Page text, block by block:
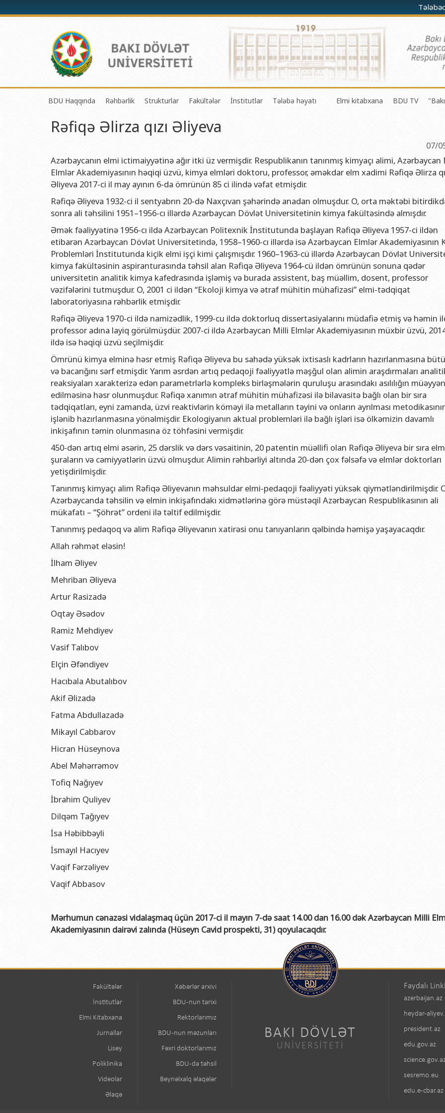
BDU Haqqında
BDU-nun tarixi
BDU-nun İnkişaf Proqramı (2014-2020)
Akkreditasiya haqqında Sertifikat
BDU-nun üzv olduğu beynəlxalq təşkilatlar
BDU-nun qrant layihələri
BDU-nun məzunları
Fəxri doktorlarımız
BDU-da təhsil
BDU-da tədris olunan ixtisaslar
Universitet tarixinin ən mühüm hadisələri
Rəhbərlik
Rektor
Elmi Şura
Dekanlar
Həmkarlar İttifaqı Komitəsi
Tədris Metodiki Şura
Strukturlar
Tədrisin təşkili və idarə olunması Mərkəzi
Informasiya Texnologiyaları Mərkəzi
Beynəlxalq əlaqələr şöbəsi
İctimaiyyətlə əlaqələr və informasiya şöbəsi
Humanitar məsələlər və gənclər siyasəti şöbəsi
İnsan resursları və hüquq şöbəsi
Sənədlər və Müraciətlərlə iş şöbəsi
Maliyyə və təminat Departamenti
Keyfiyyətin təminatı, monitorinq şöbəsi
Psixoloji Yardım Sektoru
Mədəniyyət-yaradıcılıq Mərkəzi
İdman-sağlamlıq Mərkəzi
BDU-nun Nəşr Evi
Fakültələr
Mexanika-riyaziyyat fakültəsi
Fizika fakültəsi
Kimya fakültəsi
Biologiya fakültəsi
Ekologiya və torpaqşünaslıq fakültəsi
Coğrafiya fakültəsi
Geologiya fakültəsi
Filologiya fakültəsi
Tarix fakültəsi
Beynəlxalq münasibətlər və iqtisadiyyat fakültəsi
Jurnalistika fakültəsi
Şərqşünasliq fakültəsi
Sosial elmlər və psixologiya fakültəsi
İnstitutlar
Konfutsi İnstitutu
Azərbaycan Respublikasının Elm və Təhsil Nazirliyinin
Azərbaycan Respublikasının Elm və Təhsil Nazirliyinin
Azərbaycan Respublikasının Elm və Təhsil Nazirliyinin
Azərbaycan Respublikasının Elm və Təhsil Nazirliyinin Fizika
Azərbaycan Respublikasının Elm və Təhsil Nazirliyinin
Azərbaycan Respublikasının Elm və Təhsil Nazirliyinin Kimya
Azərbaycan Respublikasının Elm və Təhsil Nazirliyinin
Tələbə həyatı
Tələbə Gənclər Təşkilatı
SABAH qrupları haqqında
Elmi kitabxana BDU TV
Rəfiqə Əlirza qızı Əliyeva
07/
Azərbaycanın elmi ictimaiyyətinə ağır itki üz vermişdir. Respublikanın tanınmış kimyaçı alimi, Azərbaycan
Elmlər Akademiyasının həqiqi üzvü, kimya elmləri doktoru, professor, əməkdar elm xadimi Rəfiqə Əlirza
Əliyeva 2017-ci il may ayının 6-da ömrünün 85 ci ilində vəfat etmişdir.
Rəfiqə Əliyeva 1932-ci il sentyabrın 20-də Naxçıvan şəhərində anadan olmuşdur. O, orta məktəbi
sonra ali təhsilini 1951–1956-cı illərdə Azərbaycan Dövlət Universitetinin kimya fakültəsində almışdır.
Əmək fəaliyyətinə 1956-cı ildə Azərbaycan Politexnik İnstitutunda başlayan Rəfiqə Əliyeva 1957-ci ildən
etibarən Azərbaycan Dövlət Universitetində, 1958–1960-cı illərdə isə Azərbaycan Elmlər Akademiyasının
Problemləri İnstitutunda kiçik elmi işçi kimi çalışmışdır. 1960–1963-cü illərdə Azərbaycan Dövlət
kimya fakültəsinin aspiranturasında təhsil alan Rəfiqə Əliyeva 1964-cü ildən ömrünün sonuna qədər
universitetin analitik kimya kafedrasında işləmiş və burada assistent, baş müəllim, dosent, professor
vəzifələrini tutmuşdur. O, 2001 ci ildən “Ekoloji kimya və ətraf mühitin mühafizəsi” elmi-tədqiqat
laboratoriyasına rəhbərlik etmişdir.
Rəfiqə Əliyeva 1970-ci ildə namizədlik, 1999-cu ildə doktorluq dissertasiyalarını müdafiə etmiş və həmin
professor adına layiq görülmüşdür. 2007-ci ildə Azərbaycan Milli Elmlər Akademiyasının müxbir üzvü,
ildə isə həqiqi üzvü seçilmişdir.
Ömrünü kimya elminə həsr etmiş Rəfiqə Əliyeva bu sahədə yüksək ixtisaslı kadrların hazırlanmasına
və bacarığını sərf etmişdir. Yarım əsrdən artıq pedaqoji fəaliyyətlə məşğul olan alimin araşdırmaları
reaksiyaları xarakterizə edən parametrlərlə kompleks birləşmələrin quruluşu arasındakı asılılığın müəyyən
edilməsinə həsr olunmuşdur. Rəfiqə xanımın ətraf mühitin mühafizəsi ilə bilavasitə bağlı olan bir sıra
tədqiqatları, eyni zamanda, üzvi reaktivlərin köməyi ilə metalların təyini və onların ayrılması
işlənib hazırlanmasına yönəlmişdir. Ekologiyanın aktual problemləri ilə bağlı işləri isə ölkəmizin davamlı
inkişafının təmin olunmasına öz töhfəsini vermişdir.
450-dən artıq elmi əsərin, 25 dərslik və dərs vəsaitinin, 20 patentin müəllifi olan Rəfiqə Əliyeva bir sıra
şuraların və cəmiyyətlərin üzvü olmuşdur. Alimin rəhbərliyi altında 20-dən çox fəlsəfə və elmlər doktorları
yetişdirilmişdir.
Tanınmış kimyaçı alim Rəfiqə Əliyevanın məhsuldar elmi-pedaqoji fəaliyyəti yüksək qiymətləndirilmişdir.
Azərbaycanda təhsilin və elmin inkişafındakı xidmətlərinə görə müstəqil Azərbaycan Respublikasının ali
mükafatı – “Şöhrət” ordeni ilə təltif edilmişdir.
Tanınmış pedaqoq və alim Rəfiqə Əliyevanın xatirəsi onu tanıyanların qəlbində həmişə yaşayacaqdır.
Allah rəhmət eləsin!
İlham Əliyev
Mehriban Əliyeva
Artur Rasizadə
Oqtay Əsədov
Ramiz Mehdiyev
Vasif Talıbov
Elçin Əfəndiyev
Hacıbala Abutalıbov
Akif Əlizadə
Fatma Abdullazadə
Mikayıl Cabbarov
Hicran Hüseynova
Abel Məhərrəmov
Tofiq Nağıyev
İbrahim Quliyev
Dilqəm Tağıyev
İsa Həbibbəyli
İsmayıl Hacıyev
Vaqif Fərzəliyev
Vaqif Abbasov
Mərhumun cənazəsi vidalaşmaq üçün 2017-ci il mayın 7-də saat 14.00 dan 16.00 dək Azərbaycan Milli
Akademiyasının dairəvi zalında (Hüseyn Cavid prospekti, 31) qoyulacaqdır.
Fakültələr
İnstitutlar
Elmi Kitabxana
Jurnallar
Lisey
Poliklinika
Videolar
Əlaqə
Xəbərlər arxivi
BDU-nun tarixi
Rektorlarımız
BDU-nun məzunları
Fəxri doktorlarımız
BDU-da təhsil
Beynəlxalq əlaqələr
BAKI DÖVLƏT
UNİVERSİTETİ
Faydalı
azerbaijan.az
heydar-
president.az
edu.gov.az
sesremo.eu
edu.e-cbar.az